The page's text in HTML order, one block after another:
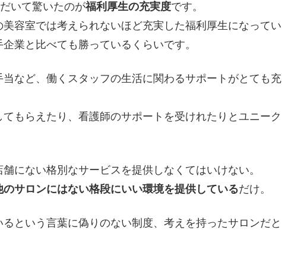
いて驚いたのが福利厚生の充実度です。
容室では考えられないほど充実した福利厚生になってい
業と比べても勝っているくらいです。
など、働くスタッフの生活に関わるサポートがとても充
もらえたり、看護師のサポートを受けれたりとユニーク
にない格別なサービスを提供しなくてはいけない。
サロンにはない格段にいい環境を提供しているだけ。
という言葉に偽りのない制度、考えを持ったサロンだと